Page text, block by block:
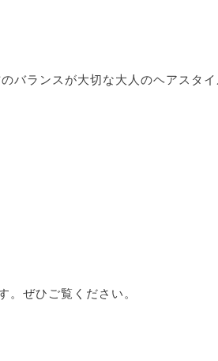
バランスが大切な大人のヘアスタ
ぜひご覧ください。